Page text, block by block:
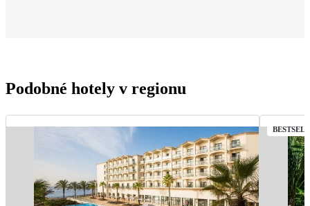
Podobné hotely v regionu